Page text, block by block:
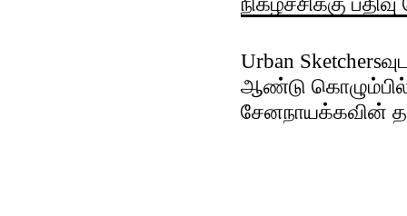
Urban
ஆண்டு
சேனநாயக்கவின்